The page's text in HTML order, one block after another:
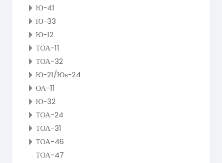
Ю-41
Ю-33
Ю-12
ТОА-11
ТОА-32
Ю-21/Юв-24
ОА-11
Ю-32
ТОА-24
ТОА-31
ТОА-46
ТОА-47